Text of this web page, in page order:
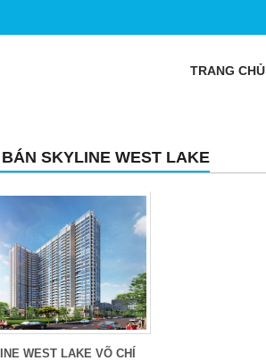
TRANG CHỦ
SKYLINE WEST LAKE
WEST LAKE VÕ CHÍ